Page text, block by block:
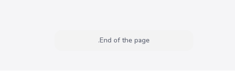
End of the page.